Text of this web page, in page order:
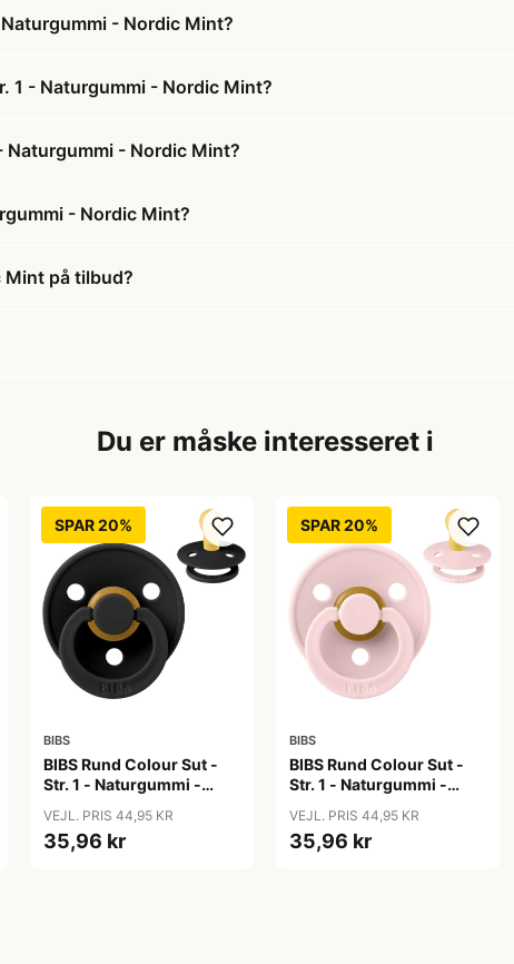
- Nordic Mint?
1 - Naturgummi - Nordic Mint?
Naturgummi - Nordic Mint?
- Nordic Mint?
Mint på tilbud?
Du er måske interesseret i
SPAR 20%
BIBS
BIBS Rund Colour Sut -
Str. 1 - Naturgummi -
VEJL. PRIS 44,95 KR
35,96 kr
SPAR 20%
BIBS
BIBS Rund Colour Sut -
Str. 1 - Naturgummi -
VEJL. PRIS 44,95 KR
35,96 kr